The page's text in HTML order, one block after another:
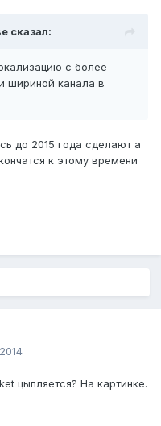
сказал:
с более
шириной канала в
до 2015 года сделают а
к этому времени
цыпляется? На картинке.